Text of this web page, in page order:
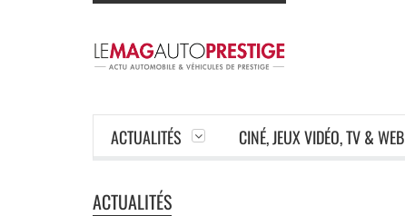
ACTUALITÉS CINÉ, JEUX VIDÉO, TV & WEB
ACTUALITÉS